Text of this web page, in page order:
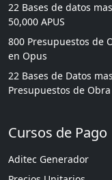
22 Bases de datos
50,000 APUS
800 Presupuestos de
en Opus
22 Bases de Datos
Presupuestos de Obra
Cursos de Pago
Aditec Generador